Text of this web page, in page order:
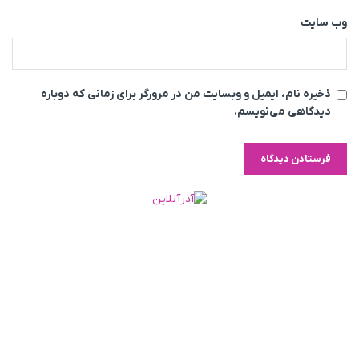
وب‌ سایت
ذخیره نام، ایمیل و وبسایت من در مرورگر برای زمانی که دوباره
دیدگاهی می‌نویسم.